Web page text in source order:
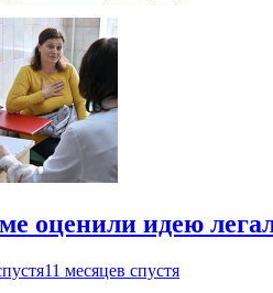
оценили идею
11 месяцев спустя